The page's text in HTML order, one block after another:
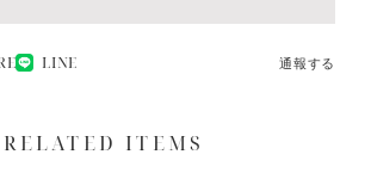
LINE 通報する
RELATED ITEMS